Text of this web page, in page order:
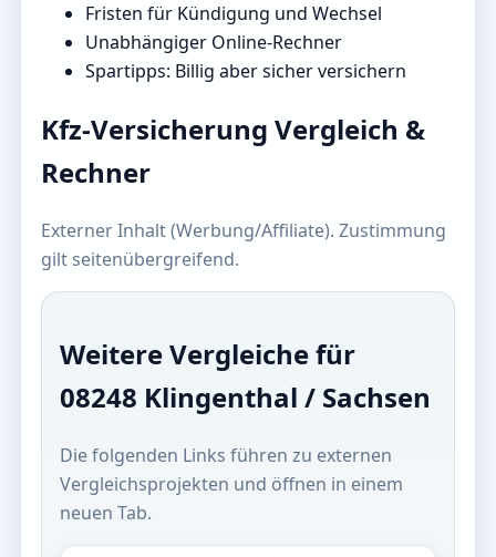
Fristen für Kündigung und Wechsel
Unabhängiger Online-Rechner
Spartipps: Billig aber sicher versichern
Kfz-Versicherung Vergleich &
Rechner
Externer Inhalt (Werbung/Affiliate). Zustimmung
gilt seitenübergreifend.
Weitere Vergleiche für
08248 Klingenthal / Sachsen
Die folgenden Links führen zu externen
Vergleichsprojekten und öffnen in einem
neuen Tab.